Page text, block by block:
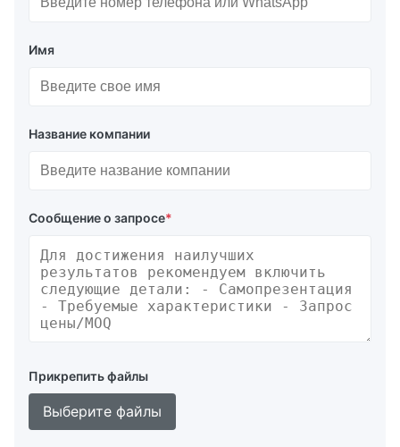
Имя
Название компании
Сообщение о запросе*
Прикрепить файлы
Выберите файлы